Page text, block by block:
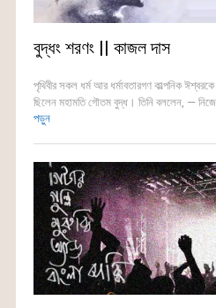
বুদ্ধং শরণং || কাজল দাস
পৃথিবীর সকল ধর্ম আর ধর্মাবতারগণ কাল্পনিক
ছিলেন মহামতি গৌতম বুদ্ধ। তিনি বললেন, —
পড়ুন